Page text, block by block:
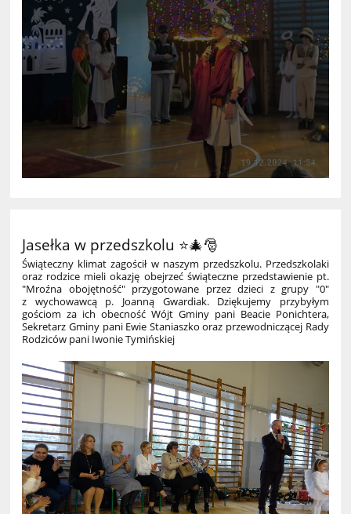
Jasełka w przedszkolu ⭐🎄🎅
Świąteczny klimat zagościł w naszym przedszkolu. Przedszkolaki
oraz rodzice mieli okazję obejrzeć świąteczne przedstawienie pt.
"Mroźna obojętność" przygotowane przez dzieci z grupy "0"
z wychowawcą p. Joanną Gwardiak. Dziękujemy przybyłym
gościom za ich obecność Wójt Gminy pani Beacie Ponichtera,
Sekretarz Gminy pani Ewie Staniaszko oraz przewodniczącej Rady
Rodziców pani Iwonie Tymińskiej